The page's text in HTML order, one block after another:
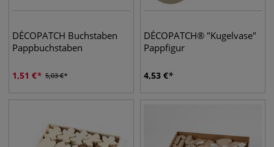
DÉCOPATCH Buchstaben
Pappbuchstaben
1,51 € 5,03€
DÉCOPATCH® "Kugelvase"
Pappfigur
4,53 €